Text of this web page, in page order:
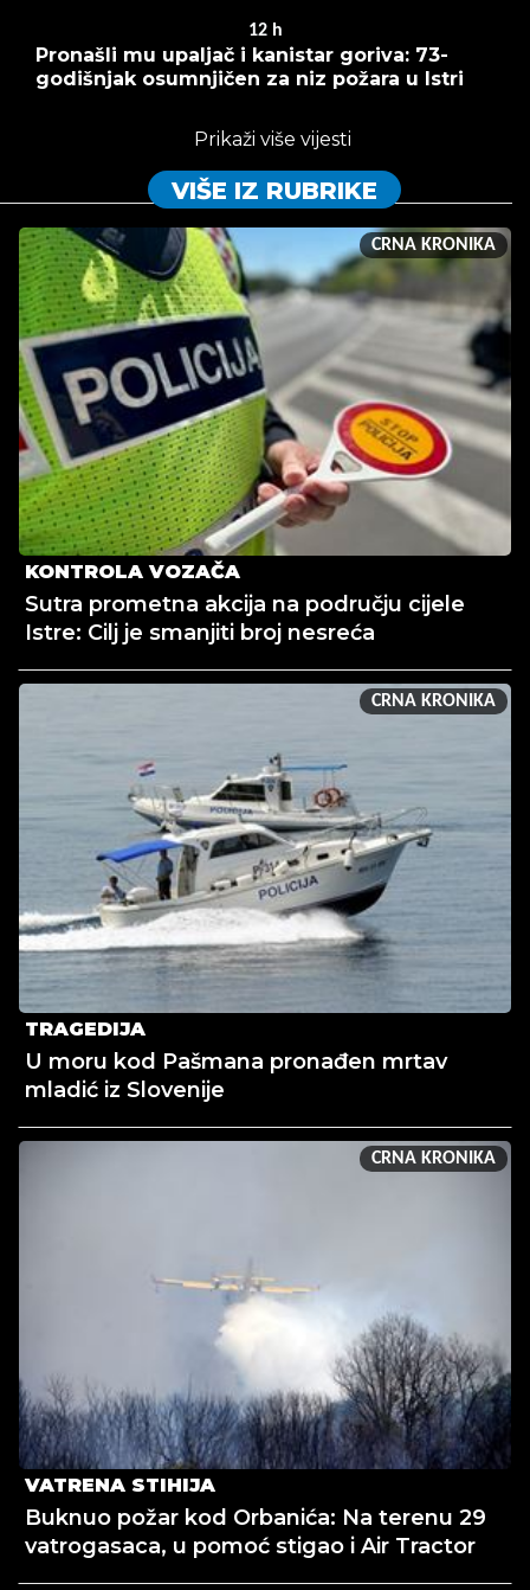
12 h
Pronašli mu upaljač i kanistar goriva: 73-
godišnjak osumnjičen za niz požara u Istri
Prikaži više vijesti
VIŠE IZ RUBRIKE
CRNA KRONIKA
KONTROLA VOZAČA
Sutra prometna akcija na području cijele
Istre: Cilj je smanjiti broj nesreća
CRNA KRONIKA
TRAGEDIJA
U moru kod Pašmana pronađen mrtav
mladić iz Slovenije
CRNA KRONIKA
VATRENA STIHIJA
Buknuo požar kod Orbanića: Na terenu 29
vatrogasaca, u pomoć stigao i Air Tractor